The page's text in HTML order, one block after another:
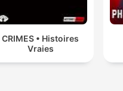
CRIMES • Histoires
Vraies